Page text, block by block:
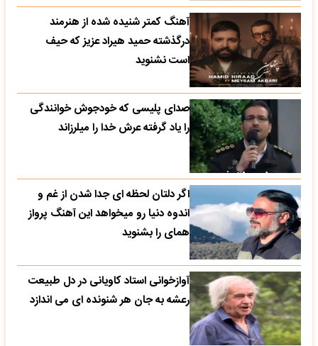
آهنگ کمتر شنیده شده از هنرمند
درگذشته حمید هیراد عزیز که حیف
است نشنوید
صدای پلیسی که خودجوش خوانندگی
را یاد گرفته عرش خدا را میلرزاند
اگر دلتان لحظه ای جدا شدن از غم و
اندوه دنیا رو میخواهد این آهنگ پرواز
همای را بشنوید
آوازخوانی استاد کاویانی در دل طبیعت
رعشه به جان هر شنونده ای می اندازد